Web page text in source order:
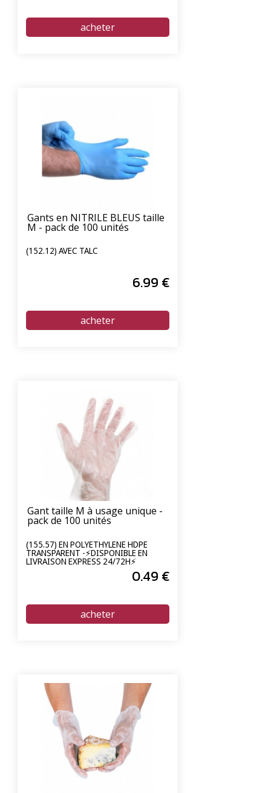
Gants en NITRILE BLEUS taille
M - pack de 100 unités
(152.12) AVEC TALC
6.99 €
Gant taille M à usage unique -
pack de 100 unités
(155.57) EN POLYETHYLENE HDPE
TRANSPARENT -⚡DISPONIBLE EN
LIVRAISON EXPRESS 24/72H⚡
0.49 €